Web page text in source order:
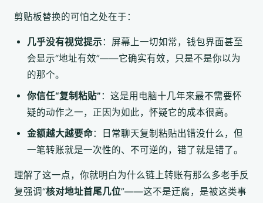
剪贴板替换的可怕之处在于：
几乎没有视觉提示：屏幕上一切如常，钱包界面甚至
会显示“地址有效”——它确实有效，只是不是你以为
的那个。
你信任“复制粘贴”：这是用电脑十几年来最不需要怀
疑的动作之一，正因为如此，怀疑它的成本很高。
金额越大越要命：日常聊天复制粘贴出错没什么，但
一笔转账就是一次性的、不可逆的，错了就是错了。
理解了这一点，你就明白为什么链上转账有那么多老手反
复强调“核对地址首尾几位”——这不是迂腐，是被这类事